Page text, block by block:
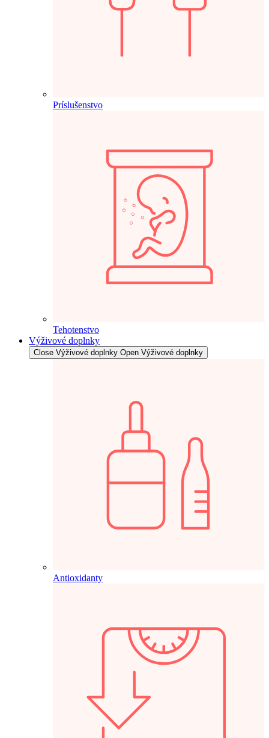
Príslušenstvo
Tehotenstvo
Výživové doplnky
Close Výživové doplnky Open Výživové doplnky
Antioxidanty